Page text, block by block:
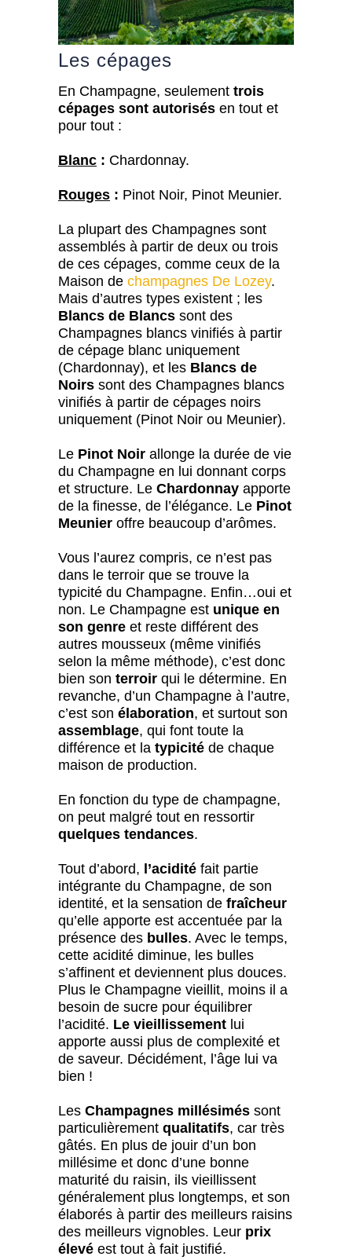
Les cépages
En Champagne, seulement trois
cépages sont autorisés en tout et
pour tout :
Blanc : Chardonnay.
Rouges : Pinot Noir, Pinot Meunier.
La plupart des Champagnes sont
assemblés à partir de deux ou trois
de ces cépages, comme ceux de la
Maison de champagnes De Lozey.
Mais d’autres types existent ; les
Blancs de Blancs sont des
Champagnes blancs vinifiés à partir
de cépage blanc uniquement
(Chardonnay), et les Blancs de
Noirs sont des Champagnes blancs
vinifiés à partir de cépages noirs
uniquement (Pinot Noir ou Meunier).
Le Pinot Noir allonge la durée de vie
du Champagne en lui donnant corps
et structure. Le Chardonnay apporte
de la finesse, de l’élégance. Le Pinot
Meunier offre beaucoup d’arômes.
Vous l’aurez compris, ce n’est pas
dans le terroir que se trouve la
typicité du Champagne. Enfin…oui et
non. Le Champagne est unique en
son genre et reste différent des
autres mousseux (même vinifiés
selon la même méthode), c’est donc
bien son terroir qui le détermine. En
revanche, d’un Champagne à l’autre,
c’est son élaboration, et surtout son
assemblage, qui font toute la
différence et la typicité de chaque
maison de production.
En fonction du type de champagne,
on peut malgré tout en ressortir
quelques tendances.
Tout d’abord, l’acidité fait partie
intégrante du Champagne, de son
identité, et la sensation de fraîcheur
qu’elle apporte est accentuée par la
présence des bulles. Avec le temps,
cette acidité diminue, les bulles
s’affinent et deviennent plus douces.
Plus le Champagne vieillit, moins il a
besoin de sucre pour équilibrer
l’acidité. Le vieillissement lui
apporte aussi plus de complexité et
de saveur. Décidément, l’âge lui va
bien !
Les Champagnes millésimés sont
particulièrement qualitatifs, car très
gâtés. En plus de jouir d’un bon
millésime et donc d’une bonne
maturité du raisin, ils vieillissent
généralement plus longtemps, et son
élaborés à partir des meilleurs raisins
des meilleurs vignobles. Leur prix
élevé est tout à fait justifié.